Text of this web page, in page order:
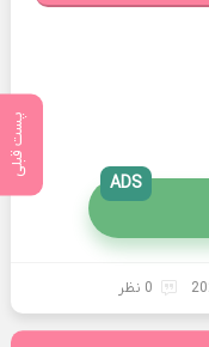
پست قبلی
ADS
0 نظر